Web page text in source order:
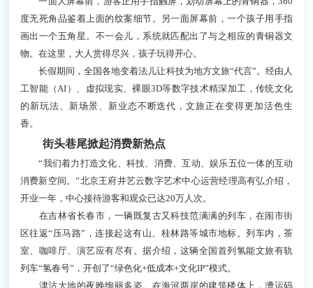
度无死角品鉴着上面的纹案细节。另一面屏幕前，一个孩子用手指
画出一个五角星。不一会儿，系统就匹配出了与之相应的青铜器文
物。在这里，大人赏得尽兴，孩子玩得开心。
长假期间，全国各地变着法儿让科技为地方文旅“代言”。经由人
工智能（AI）、虚拟现实、裸眼3D等数字技术精深加工，传统文化
的新玩法、新场景、新业态不断迭代，文旅正在变得更加活色生
香。
街头巷尾掀起消费新热点
“我们着力打造文化、科技、消费、互动、娱乐五位一体的互动
消费新空间。”北京王府井艺云数字艺术中心运营经理高有弘介绍，
开业一年，中心接待游客和观众已达20万人次。
在吉林省长春市，一辆既复古又科技范满满的列车，在闹市街
区往返“压马路”，连接起这有山、桂林路等城市地标。列车内，茶
室、咖啡厅、演艺应有尽有。据介绍，这辆全国首列氢能文旅有轨
列车“氢春号”，开创了“绿色化+低成本+文化IP”模式。
津沽大地的夜晚绚丽多姿。在海河两岸的建筑楼体上，漕运码